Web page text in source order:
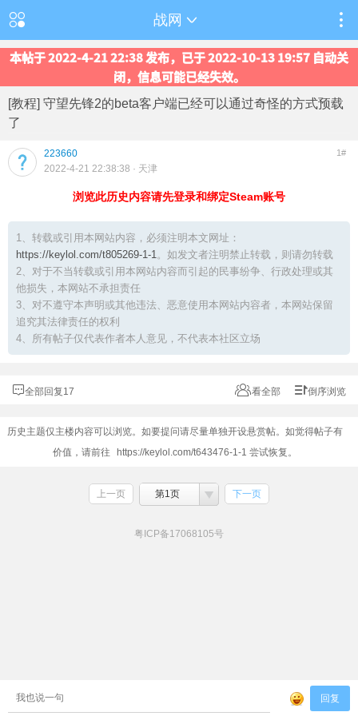
战网
本帖于 2022-4-21 22:38 发布，已于 2022-10-13 19:57 自动关
闭，信息可能已经失效。
[教程] 守望先锋2的beta客户端已经可以通过奇怪的方式预载
了
223660 1#
2022-4-21 22:38:38 · 天津
浏览此历史内容请先登录和绑定Steam账号
1、转载或引用本网站内容，必须注明本文网址：
https://keylol.com/t805269-1-1。如发文者注明禁止转载，则请勿转载
2、对于不当转载或引用本网站内容而引起的民事纷争、行政处理或其
他损失，本网站不承担责任
3、对不遵守本声明或其他违法、恶意使用本网站内容者，本网站保留
追究其法律责任的权利
4、所有帖子仅代表作者本人意见，不代表本社区立场
全部回复17 看全部 倒序浏览
历史主题仅主楼内容可以浏览。如要提问请尽量单独开设悬赏帖。如觉得帖子有
价值，请前往
https://keylol.com/t643476-1-1 尝试恢复。
上一页 第1页 下一页
粤ICP备17068105号